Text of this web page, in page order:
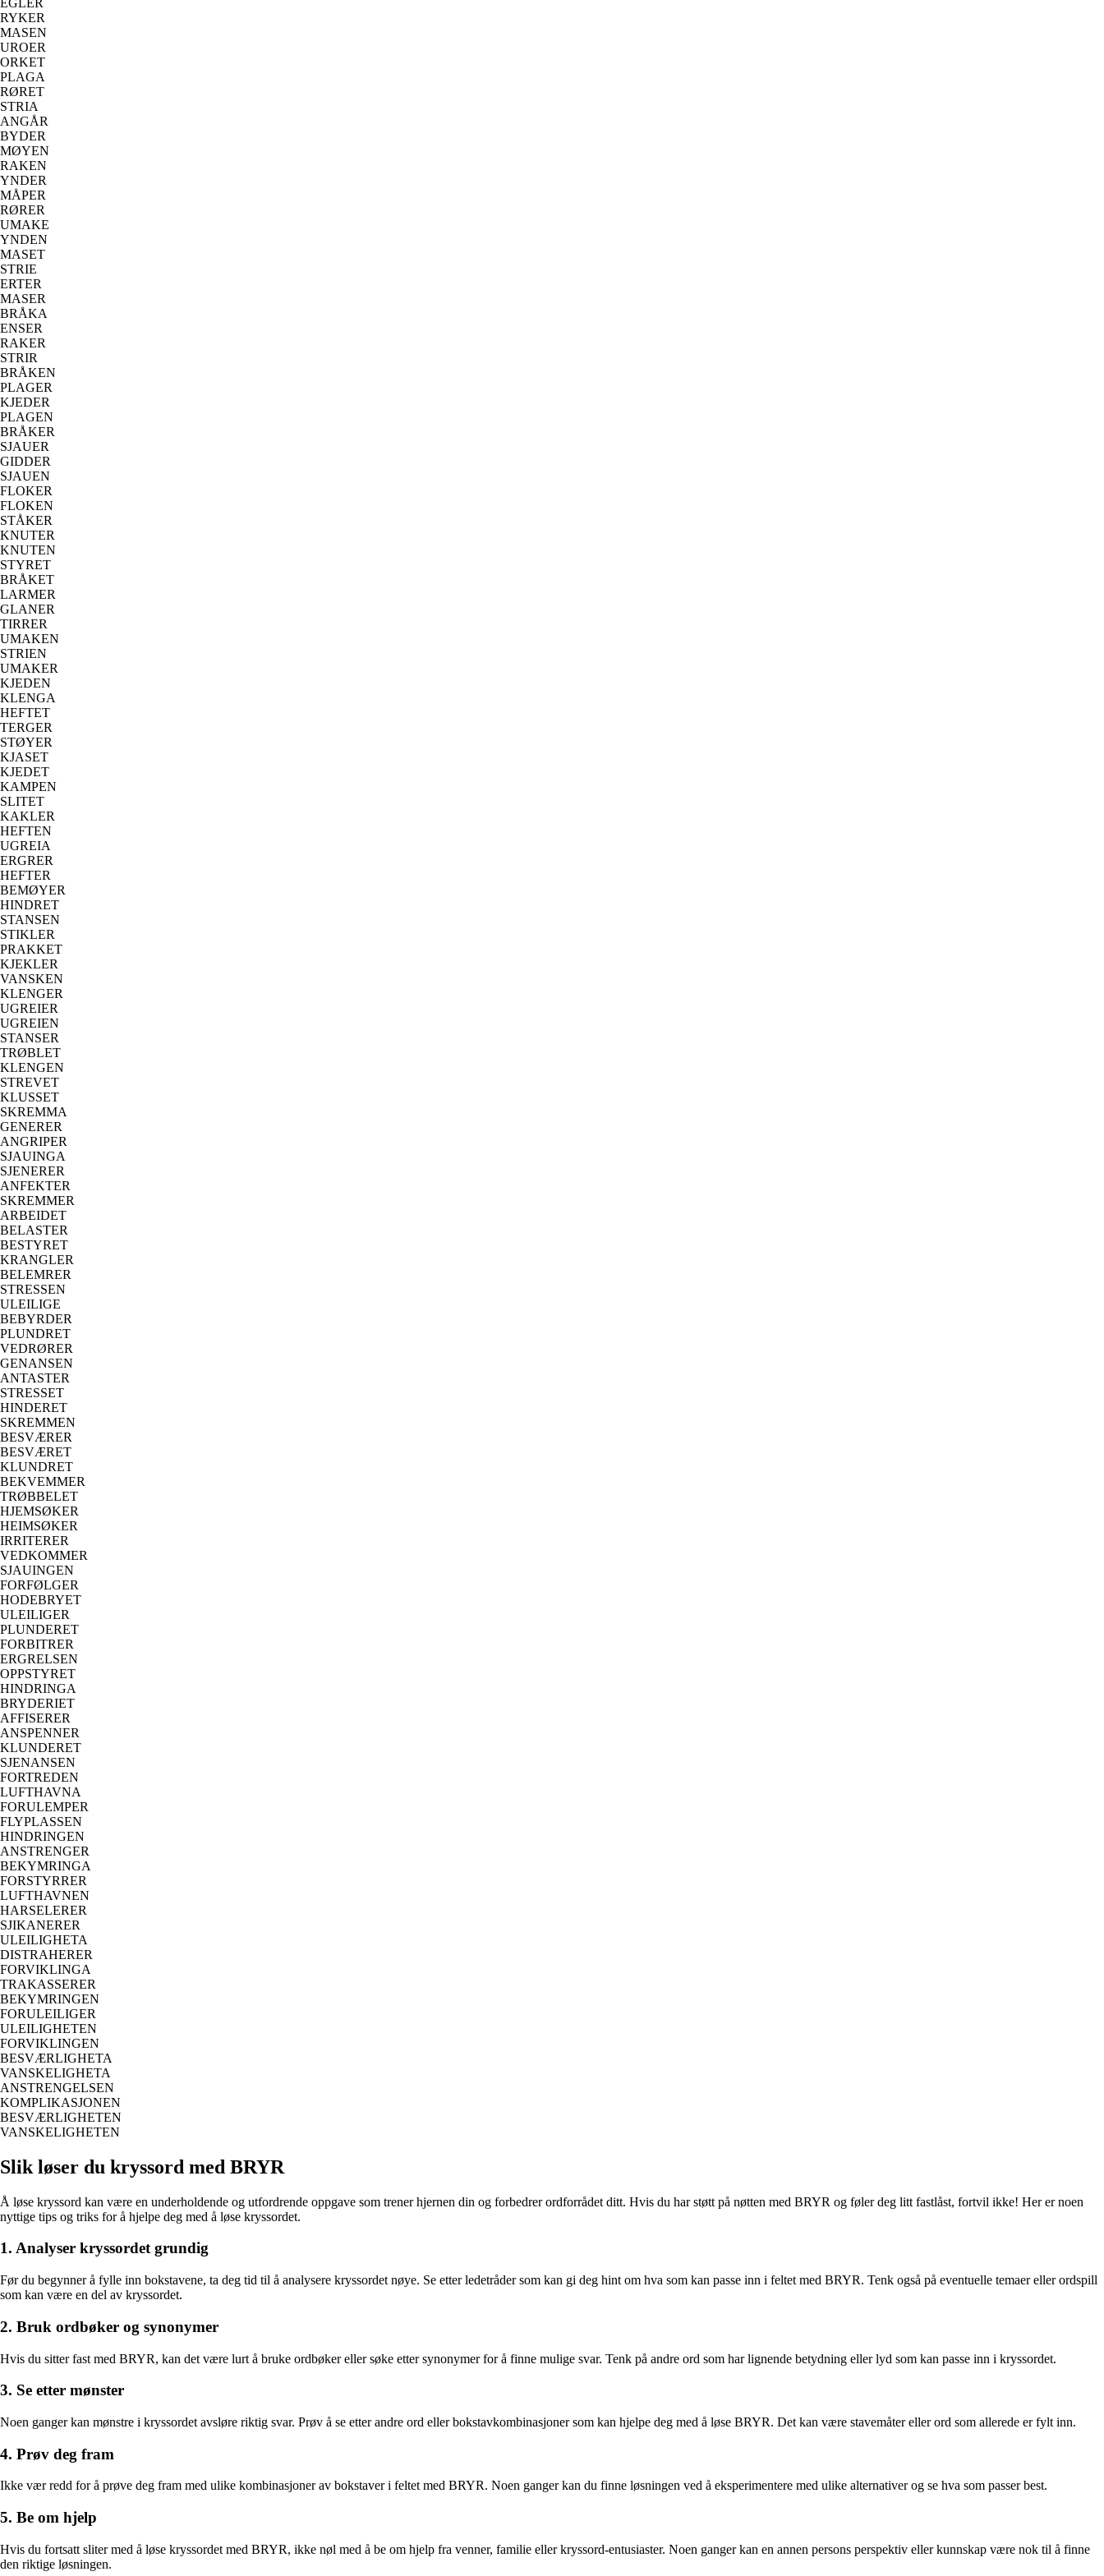
RYKER
MASEN
UROER
ORKET
PLAGA
RØRET
STRIA
ANGÅR
BYDER
MØYEN
RAKEN
YNDER
MÅPER
RØRER
UMAKE
YNDEN
MASET
STRIE
ERTER
MASER
BRÅKA
ENSER
RAKER
STRIR
BRÅKEN
PLAGER
KJEDER
PLAGEN
BRÅKER
SJAUER
GIDDER
SJAUEN
FLOKER
FLOKEN
STÅKER
KNUTER
KNUTEN
STYRET
BRÅKET
LARMER
GLANER
TIRRER
UMAKEN
STRIEN
UMAKER
KJEDEN
KLENGA
HEFTET
TERGER
STØYER
KJASET
KJEDET
KAMPEN
SLITET
KAKLER
HEFTEN
UGREIA
ERGRER
HEFTER
BEMØYER
HINDRET
STANSEN
STIKLER
PRAKKET
KJEKLER
VANSKEN
KLENGER
UGREIER
UGREIEN
STANSER
TRØBLET
KLENGEN
STREVET
KLUSSET
SKREMMA
GENERER
ANGRIPER
SJAUINGA
SJENERER
ANFEKTER
SKREMMER
ARBEIDET
BELASTER
BESTYRET
KRANGLER
BELEMRER
STRESSEN
ULEILIGE
BEBYRDER
PLUNDRET
VEDRØRER
GENANSEN
ANTASTER
STRESSET
HINDERET
SKREMMEN
BESVÆRER
BESVÆRET
KLUNDRET
BEKVEMMER
TRØBBELET
HJEMSØKER
HEIMSØKER
IRRITERER
VEDKOMMER
SJAUINGEN
FORFØLGER
HODEBRYET
ULEILIGER
PLUNDERET
FORBITRER
ERGRELSEN
OPPSTYRET
HINDRINGA
BRYDERIET
AFFISERER
ANSPENNER
KLUNDERET
SJENANSEN
FORTREDEN
LUFTHAVNA
FORULEMPER
FLYPLASSEN
HINDRINGEN
ANSTRENGER
BEKYMRINGA
FORSTYRRER
LUFTHAVNEN
HARSELERER
SJIKANERER
ULEILIGHETA
DISTRAHERER
FORVIKLINGA
TRAKASSERER
BEKYMRINGEN
FORULEILIGER
ULEILIGHETEN
FORVIKLINGEN
BESVÆRLIGHETA
VANSKELIGHETA
ANSTRENGELSEN
KOMPLIKASJONEN
BESVÆRLIGHETEN
VANSKELIGHETEN
Slik løser du kryssord med BRYR
Å løse kryssord kan være en underholdende og utfordrende oppgave som trener hjernen din og forbedrer ordforrådet ditt. Hvis du har støtt på nøtten med BRYR og føler deg litt fastlåst, fortvil ikke! Her er noen
nyttige tips og triks for å hjelpe deg med å løse kryssordet.
1. Analyser kryssordet grundig
Før du begynner å fylle inn bokstavene, ta deg tid til å analysere kryssordet nøye. Se etter ledetråder som kan gi deg hint om hva som kan passe inn i feltet med BRYR. Tenk også på eventuelle temaer eller ordspill
som kan være en del av kryssordet.
2. Bruk ordbøker og synonymer
Hvis du sitter fast med BRYR, kan det være lurt å bruke ordbøker eller søke etter synonymer for å finne mulige svar. Tenk på andre ord som har lignende betydning eller lyd som kan passe inn i kryssordet.
3. Se etter mønster
Noen ganger kan mønstre i kryssordet avsløre riktig svar. Prøv å se etter andre ord eller bokstavkombinasjoner som kan hjelpe deg med å løse BRYR. Det kan være stavemåter eller ord som allerede er fylt inn.
4. Prøv deg fram
Ikke vær redd for å prøve deg fram med ulike kombinasjoner av bokstaver i feltet med BRYR. Noen ganger kan du finne løsningen ved å eksperimentere med ulike alternativer og se hva som passer best.
5. Be om hjelp
Hvis du fortsatt sliter med å løse kryssordet med BRYR, ikke nøl med å be om hjelp fra venner, familie eller kryssord-entusiaster. Noen ganger kan en annen persons perspektiv eller kunnskap være nok til å finne
den riktige løsningen.